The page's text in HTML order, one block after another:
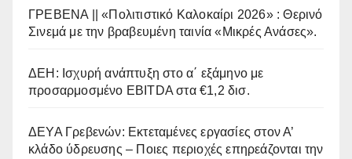
ΓΡΕΒΕΝΑ || «Πολιτιστικό Καλοκαίρι 2026» : Θερινό
Σινεμά με την βραβευμένη ταινία «Μικρές Ανάσες».
ΔΕΗ: Ισχυρή ανάπτυξη στο α΄ εξάμηνο με
προσαρμοσμένο EBITDA στα €1,2 δισ.
ΔΕΥΑ Γρεβενών: Εκτεταμένες εργασίες στον Α’
κλάδο ύδρευσης – Ποιες περιοχές επηρεάζονται την